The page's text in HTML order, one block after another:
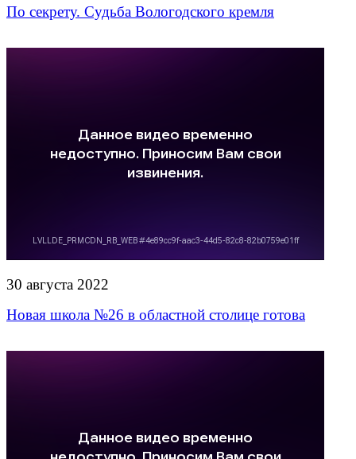
По секрету. Судьба Вологодского кремля
30 августа 2022
Новая школа №26 в областной столице готова